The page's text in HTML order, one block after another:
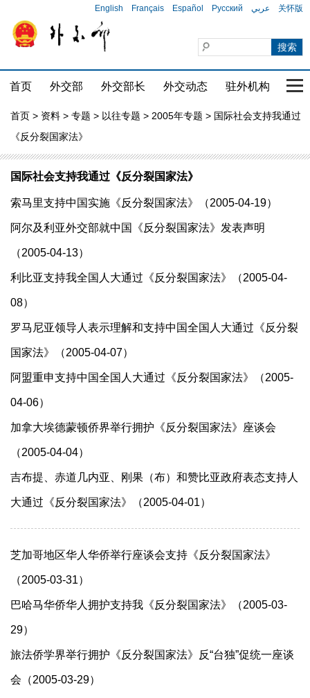
English Français Español Русский عربي 关怀版
首页 外交部 外交部长 外交动态 驻外机构 国
首页 > 资料 > 专题 > 以往专题 > 2005年专题 > 国际社会支持我通过
《反分裂国家法》
国际社会支持我通过《反分裂国家法》
索马里支持中国实施《反分裂国家法》（2005-04-19）
阿尔及利亚外交部就中国《反分裂国家法》发表声明
（2005-04-13）
利比亚支持我全国人大通过《反分裂国家法》（2005-04-
08）
罗马尼亚领导人表示理解和支持中国全国人大通过《反分裂
国家法》（2005-04-07）
阿盟重申支持中国全国人大通过《反分裂国家法》（2005-
04-06）
加拿大埃德蒙顿侨界举行拥护《反分裂国家法》座谈会
（2005-04-04）
吉布提、赤道几内亚、刚果（布）和赞比亚政府表态支持人
大通过《反分裂国家法》（2005-04-01）
芝加哥地区华人华侨举行座谈会支持《反分裂国家法》
（2005-03-31）
巴哈马华侨华人拥护支持我《反分裂国家法》（2005-03-
29）
旅法侨学界举行拥护《反分裂国家法》反“台独”促统一座谈
会（2005-03-29）